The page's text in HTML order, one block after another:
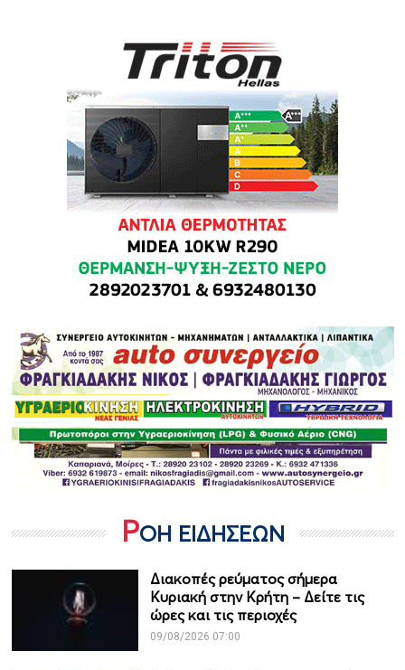
ΡΟΗ ΕΙΔΗΣΕΩΝ
Διακοπές ρεύματος σήμερα
Κυριακή στην Κρήτη – Δείτε τις
ώρες και τις περιοχές
09/08/2026 07:00